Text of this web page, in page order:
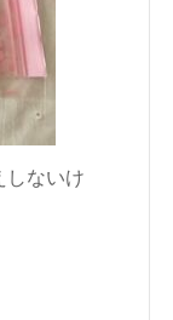
しないけ